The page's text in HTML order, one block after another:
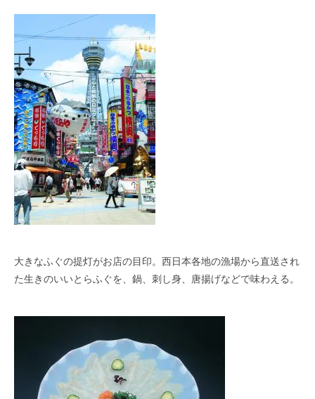
大きなふぐの提灯がお店の目印。西日本各地の漁場から直送され
た生きのいいとらふぐを、鍋、刺し身、唐揚げなどで味わえる。